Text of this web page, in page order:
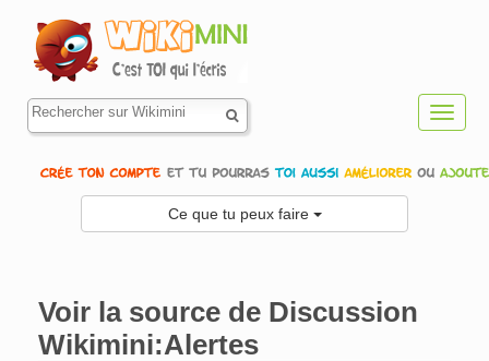
Ce que tu peux faire
Voir la source de Discussion
Wikimini:Alertes